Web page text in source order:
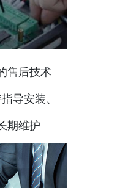
售后技术
导安装、
期维护